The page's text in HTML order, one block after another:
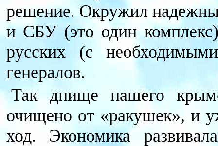
решение. Окружил
и СБУ (это один
русских (с
генералов.
Так днище нашего
очищено от «ракушек», и
ход. Экономика